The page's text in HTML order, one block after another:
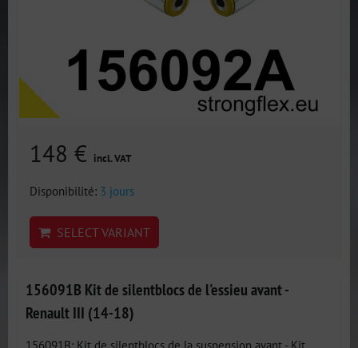
148 € incl. VAT
Disponibilité: 3 jours
SELECT VARIANT
156091B Kit de silentblocs de l'essieu avant -
Renault III (14-18)
156091B: Kit de silentblocs de la suspension avant - Kit